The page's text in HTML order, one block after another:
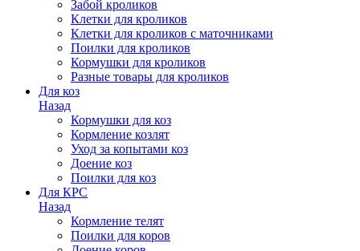
Забой кроликов
Клетки для кроликов
Клетки для кроликов с маточниками
Поилки для кроликов
Кормушки для кроликов
Разные товары для кроликов
Для коз
Назад
Кормушки для коз
Кормление козлят
Уход за копытами коз
Доение коз
Поилки для коз
Для КРС
Назад
Кормление телят
Поилки для коров